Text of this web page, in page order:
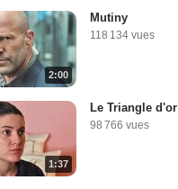
2:00
Mutiny
118 134 vues
1:37
Le Triangle d'or
98 766 vues